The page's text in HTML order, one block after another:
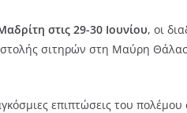
στις 29-30 Ιουνίου, οι
σιτηρών στη Μαύρη
επιπτώσεις του